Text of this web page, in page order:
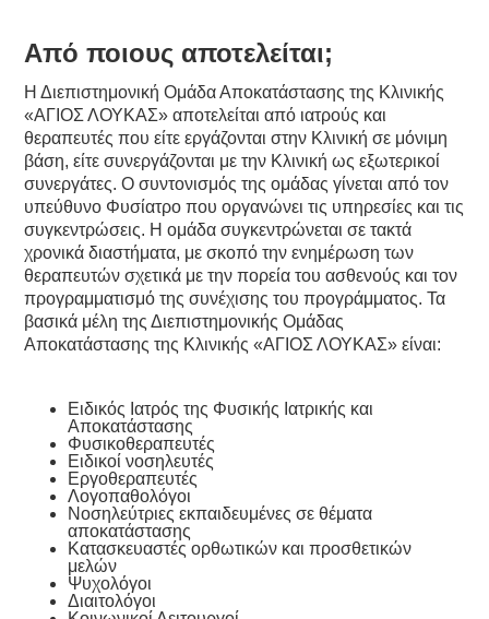
Από ποιους αποτελείται;
Η Διεπιστημονική Ομάδα Αποκατάστασης της Κλινικής
«ΑΓΙΟΣ ΛΟΥΚΑΣ» αποτελείται από ιατρούς και
θεραπευτές που είτε εργάζονται στην Κλινική σε μόνιμη
βάση, είτε συνεργάζονται με την Κλινική ως εξωτερικοί
συνεργάτες. Ο συντονισμός της ομάδας γίνεται από τον
υπεύθυνο Φυσίατρο που οργανώνει τις υπηρεσίες και τις
συγκεντρώσεις. Η ομάδα συγκεντρώνεται σε τακτά
χρονικά διαστήματα, με σκοπό την ενημέρωση των
θεραπευτών σχετικά με την πορεία του ασθενούς και τον
προγραμματισμό της συνέχισης του προγράμματος. Τα
βασικά μέλη της Διεπιστημονικής Ομάδας
Αποκατάστασης της Κλινικής «ΑΓΙΟΣ ΛΟΥΚΑΣ» είναι:
Ειδικός Ιατρός της Φυσικής Ιατρικής και
Αποκατάστασης
Φυσικοθεραπευτές
Ειδικοί νοσηλευτές
Εργοθεραπευτές
Λογοπαθολόγοι
Νοσηλεύτριες εκπαιδευμένες σε θέματα
αποκατάστασης
Κατασκευαστές ορθωτικών και προσθετικών
μελών
Ψυχολόγοι
Διαιτολόγοι